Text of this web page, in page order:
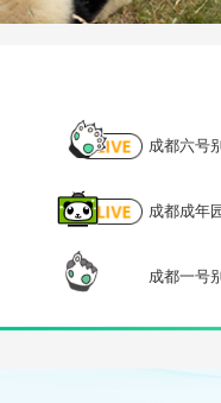
成都六号
成都成年
成都一号